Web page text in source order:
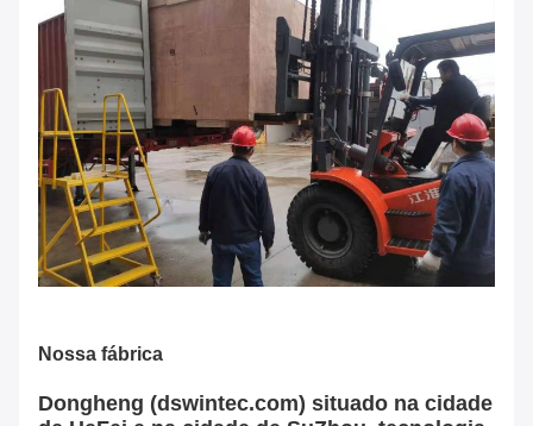
Nossa fábrica
Dongheng (dswintec.com) situado na cidade